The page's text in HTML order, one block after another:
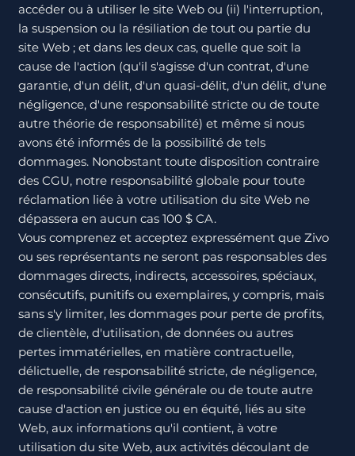
accéder ou à utiliser le site Web ou (ii) l'interruption,
la suspension ou la résiliation de tout ou partie du
site Web ; et dans les deux cas, quelle que soit la
cause de l'action (qu'il s'agisse d'un contrat, d'une
garantie, d'un délit, d'un quasi-délit, d'un délit, d'une
négligence, d'une responsabilité stricte ou de toute
autre théorie de responsabilité) et même si nous
avons été informés de la possibilité de tels
dommages. Nonobstant toute disposition contraire
des CGU, notre responsabilité globale pour toute
réclamation liée à votre utilisation du site Web ne
dépassera en aucun cas 100 $ CA.
Vous comprenez et acceptez expressément que Zivo
ou ses représentants ne seront pas responsables des
dommages directs, indirects, accessoires, spéciaux,
consécutifs, punitifs ou exemplaires, y compris, mais
sans s'y limiter, les dommages pour perte de profits,
de clientèle, d'utilisation, de données ou autres
pertes immatérielles, en matière contractuelle,
délictuelle, de responsabilité stricte, de négligence,
de responsabilité civile générale ou de toute autre
cause d'action en justice ou en équité, liés au site
Web, aux informations qu'il contient, à votre
utilisation du site Web, aux activités découlant de